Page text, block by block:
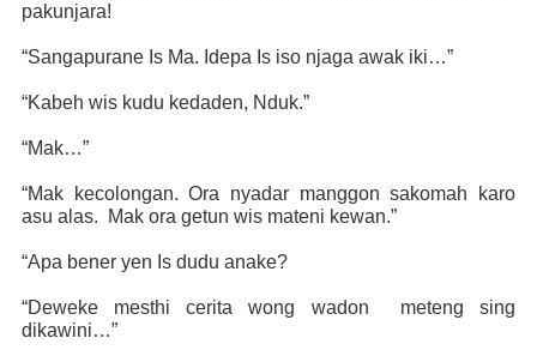
pakunjara!
“Sangapurane Is Ma. Idepa Is iso njaga awak iki…”
“Kabeh wis kudu kedaden, Nduk.”
“Mak…”
“Mak kecolongan. Ora nyadar manggon sakomah karo
asu alas.
Mak ora getun wis mateni kewan.”
“Apa bener yen Is dudu anake?
“Deweke mesthi cerita wong wadon
meteng sing
dikawini…”